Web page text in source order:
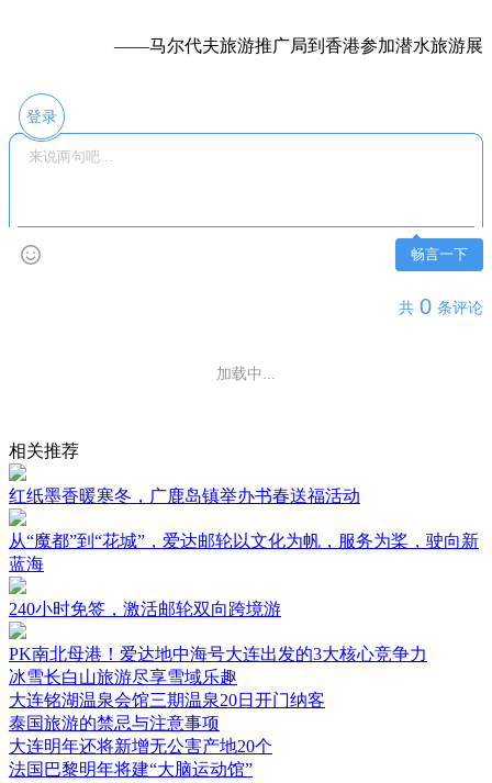
——马尔代夫旅游推广局到香港参加潜水旅游展
登录
畅言一下
共 0 条评论
加载中...
相关推荐
红纸墨香暖寒冬，广鹿岛镇举办书春送福活动
从“魔都”到“花城”，爱达邮轮以文化为帆，服务为桨，驶向新
蓝海
240小时免签，激活邮轮双向跨境游
PK南北母港！爱达地中海号大连出发的3大核心竞争力
冰雪长白山旅游尽享雪域乐趣
大连铭湖温泉会馆三期温泉20日开门纳客
泰国旅游的禁忌与注意事项
大连明年还将新增无公害产地20个
法国巴黎明年将建“大脑运动馆”